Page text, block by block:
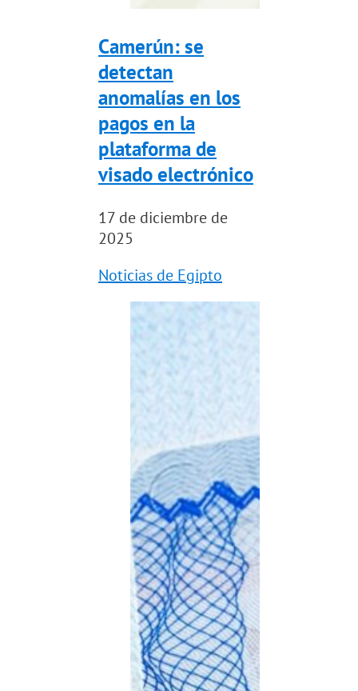
Camerún: se
detectan
anomalías en los
pagos en la
plataforma de
visado electrónico
17 de diciembre de
2025
Noticias de Egipto